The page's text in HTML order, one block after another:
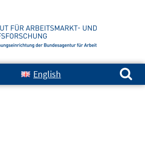
English
Suchen nach: